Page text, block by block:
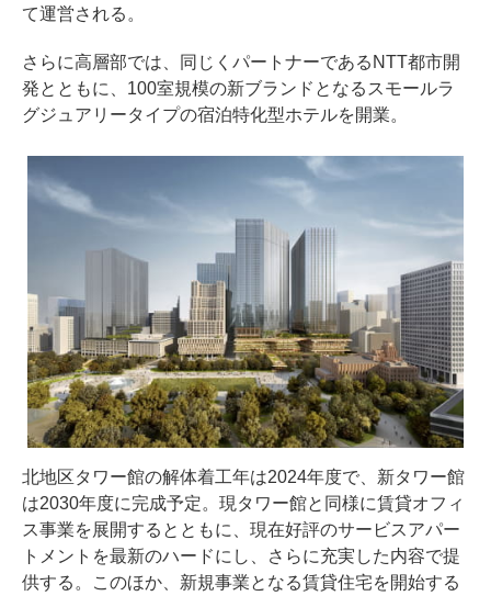
て運営される。
さらに高層部では、同じくパートナーであるNTT都市開
発とともに、100室規模の新ブランドとなるスモールラ
グジュアリータイプの宿泊特化型ホテルを開業。
北地区タワー館の解体着工年は2024年度で、新タワー館
は2030年度に完成予定。現タワー館と同様に賃貸オフィ
ス事業を展開するとともに、現在好評のサービスアパー
トメントを最新のハードにし、さらに充実した内容で提
供する。このほか、新規事業となる賃貸住宅を開始する